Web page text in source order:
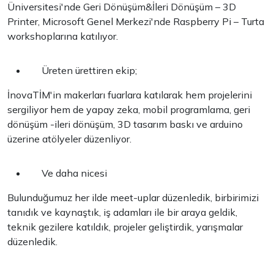
Üniversitesi'nde Geri Dönüşüm&İleri Dönüşüm – 3D
Printer, Microsoft Genel Merkezi'nde Raspberry Pi – Turta
workshoplarına katılıyor.
Üreten ürettiren ekip;
İnovaTİM'in makerları fuarlara katılarak hem projelerini
sergiliyor hem de yapay zeka, mobil programlama, geri
dönüşüm -ileri dönüşüm, 3D tasarım baskı ve arduino
üzerine atölyeler düzenliyor.
Ve daha nicesi
Bulunduğumuz her ilde meet-uplar düzenledik, birbirimizi
tanıdık ve kaynaştık, iş adamları ile bir araya geldik,
teknik gezilere katıldık, projeler geliştirdik, yarışmalar
düzenledik.